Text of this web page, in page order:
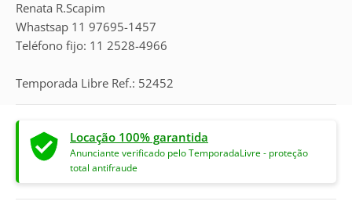
Renata R.Scapim
Whastsap 11 97695-1457
Teléfono fijo: 11 2528-4966
Temporada Libre Ref.: 52452
Locação 100% garantida
Anunciante verificado pelo TemporadaLivre - proteção
total antifraude